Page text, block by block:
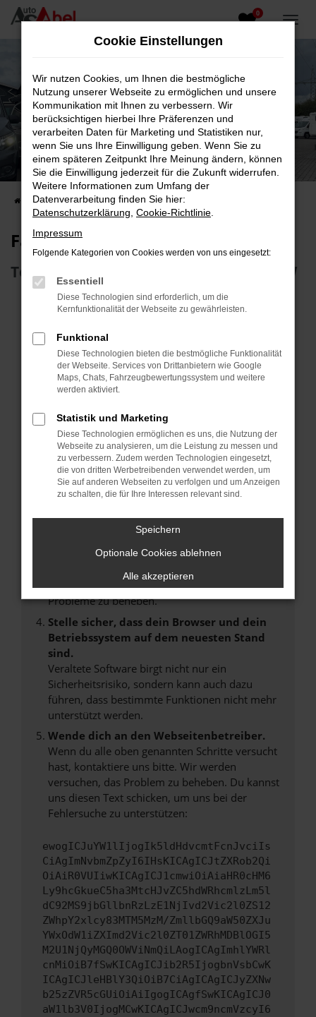
Zum
0
Fahrzeug-Showroom
Top Auswahl an Reisemobilen und PKW
Startseite Fahrzeugangebote Fahrzeugsuche
Fahrzeug-Showroom
Top Auswahl an Reisemobilen und PKW
Fehler: Network Error
Beim Laden ist ein Fehler aufgetreten.
Hier sind ein paar Tipps, die dir helfen können:
Internetverbindung.
Laden andere Webseiten, zum Beispiel deine
Suchmaschine?
Prüfe deine Browsererweiterungen.
Manche Erweiterungen, wie Werbeblocker,
können das Laden bestimmter Seiten
verhindern. Funktioniert die Seite in einem
anderen Browser oder in einem privaten
Starte dein Gerät neu.
Das kann manchmal helfen, vorübergehende
Probleme zu beheben.
Stelle sicher, dass dein Browser und dein
Betriebssystem auf dem neuesten Stand
sind.
Veraltete Software birgt nicht nur ein
Sicherheitsrisiko, sondern kann auch dazu
führen, dass bestimmte Funktionen nicht mehr
unterstützt werden.
Wende dich an den Webseitenbetreiber.
Wenn du alle oben genannten Schritte versucht
hast, kontaktiere uns bitte. Wir werden
versuchen, das Problem zu beheben. Du kannst
uns diesen Text schicken, um uns bei der
Fehlersuche zu unterstützen:
ewogICJuYW1lIjogIk5ldHdvcmtFcnJvciIs
CiAgImNvbmZpZyI6IHsKICAgICJtZXRob2Qi
OiAiR0VUIiwKICAgICJ1cmwiOiAiaHR0cHM6
Ly9hcGkueC5ha3MtcHJvZC5hdWRhcmlzLm5l
dC92MS9jbGllbnRzLzE1NjIvd2Vic2l0ZS12
ZWhpY2xlcy83MTM5MzM/ZmllbGQ9aW50ZXJu
YWxOdW1iZXImd2Vic2l0ZT01ZWRhMDBlOGI5
M2U1NjQyMGQ0OWViNmQiLAogICAgImhlYWRl
cnMiOiB7fSwKICAgICJib2R5IjogbnVsbCwK
ICAgICJleHBlY3QiOiB7CiAgICAgICJyZXNw
b25zZVR5cGUiOiAiIgogICAgfSwKICAgICJ0
aW1lb3V0IjogMCwKICAgICJwcm9ncmVzcyI6
Cookie Einstellungen
Wir nutzen Cookies, um Ihnen die bestmögliche
Nutzung unserer Webseite zu ermöglichen und unsere
Kommunikation mit Ihnen zu verbessern. Wir
berücksichtigen hierbei Ihre Präferenzen und
verarbeiten Daten für Marketing und Statistiken nur,
wenn Sie uns Ihre Einwilligung geben. Wenn Sie zu
einem späteren Zeitpunkt Ihre Meinung ändern, können
Sie die Einwilligung jederzeit für die Zukunft widerrufen.
Weitere Informationen zum Umfang der
Datenverarbeitung finden Sie hier:
Datenschutzerklärung Cookie-Richtlinie
Impressum
Folgende Kategorien von Cookies werden von uns eingesetzt:
Essentiell
Diese Technologien sind erforderlich, um die
Kernfunktionalität der Webseite zu gewährleisten.
Funktional
Diese Technologien bieten die bestmögliche Funktionalität
der Webseite. Services von Drittanbietern wie Google
Maps, Chats, Fahrzeugbewertungssystem und weitere
werden aktiviert.
Statistik und Marketing
Diese Technologien ermöglichen es uns, die Nutzung der
Webseite zu analysieren, um die Leistung zu messen und
zu verbessern. Zudem werden Technologien eingesetzt,
die von dritten Werbetreibenden verwendet werden, um
Sie auf anderen Webseiten zu verfolgen und um Anzeigen
zu schalten, die für Ihre Interessen relevant sind.
Speichern
Optionale Cookies ablehnen
Alle akzeptieren